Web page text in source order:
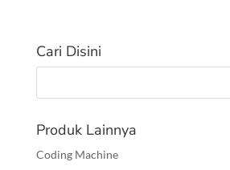
Cari Disini
Produk Lainnya
Coding Machine